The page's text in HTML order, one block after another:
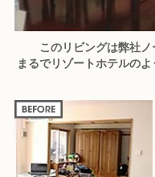
このリビングは弊社
まるでリゾートホテルの